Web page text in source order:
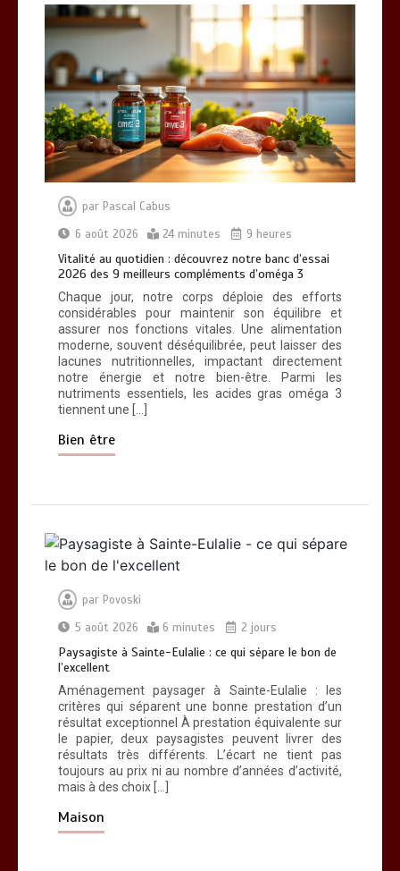
Vitalité au quotidien : découvrez notre
banc d’essai 2026 des 9 meilleurs
compléments d’oméga 3
0 24 minutes
Paysagiste à Sainte-Eulalie : ce qui
sépare le bon de l’excellent
0 6 minutes
par Pascal Cabus
6 août 2026
24 minutes 9 heures
Vitalité au quotidien : découvrez notre banc d’essai
2026 des 9 meilleurs compléments d’oméga 3
Chaque jour, notre corps déploie des efforts
considérables pour maintenir son équilibre et
assurer nos fonctions vitales. Une alimentation
moderne, souvent déséquilibrée, peut laisser des
lacunes nutritionnelles, impactant directement
notre énergie et notre bien-être. Parmi les
nutriments essentiels, les acides gras oméga 3
tiennent une […]
Bien être
par Povoski
5 août 2026
6 minutes 2 jours
Paysagiste à Sainte-Eulalie : ce qui sépare le bon de
l’excellent
Aménagement paysager à Sainte-Eulalie : les
critères qui séparent une bonne prestation d’un
résultat exceptionnel À prestation équivalente sur
le papier, deux paysagistes peuvent livrer des
résultats très différents. L’écart ne tient pas
toujours au prix ni au nombre d’années d’activité,
mais à des choix […]
Maison